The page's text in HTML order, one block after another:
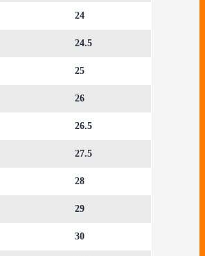
24
24.5
25
26
26.5
27.5
28
29
30